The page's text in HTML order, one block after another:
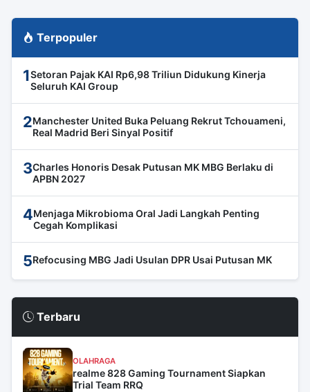
Terpopuler
1Setoran Pajak KAI Rp6,98 Triliun Didukung Kinerja
Seluruh KAI Group
2Manchester United Buka Peluang Rekrut Tchouameni,
Real Madrid Beri Sinyal Positif
3Charles Honoris Desak Putusan MK MBG Berlaku di
APBN 2027
4Menjaga Mikrobioma Oral Jadi Langkah Penting
Cegah Komplikasi
5Refocusing MBG Jadi Usulan DPR Usai Putusan MK
Terbaru
OLAHRAGA
realme 828 Gaming Tournament Siapkan
Trial Team RRQ